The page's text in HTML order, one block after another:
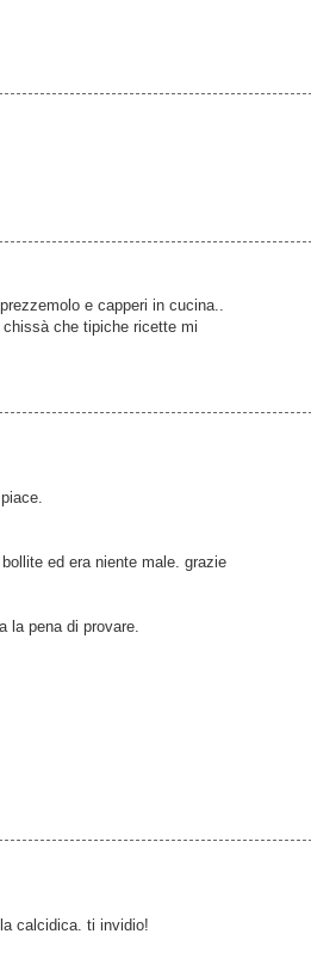
e capperi in cucina..
che tipiche ricette mi
ed era niente male. grazie
la pena di provare.
calcidica. ti invidio!